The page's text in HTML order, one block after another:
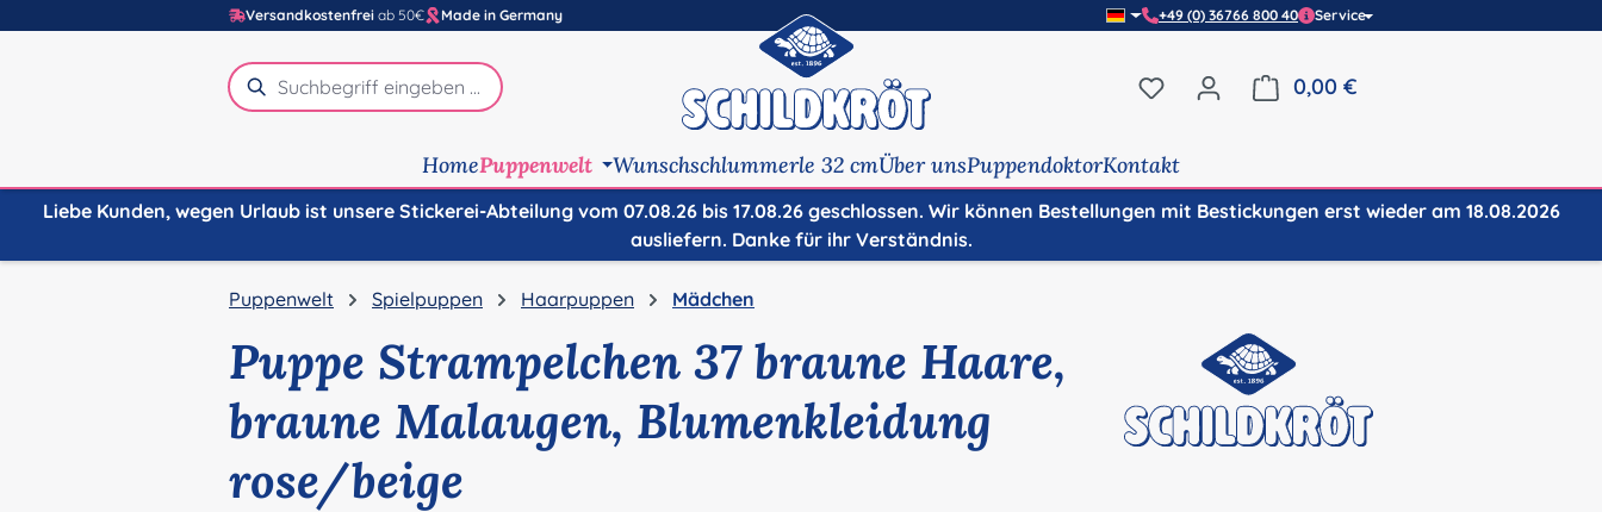
Hauptinhalt springen
Zur Suche springen
Zur Hauptnavigation springen
Versandkostenfrei ab 50€ Made in Germany +49 (0) 36766 800 40 Service
Du hast 0 Produkte auf dem Merkzettel
0,00 €
HomePuppenwelt Wunschschlummerle 32 cmÜber unsPuppendoktorKontakt
Liebe Kunden, wegen Urlaub ist unsere Stickerei-Abteilung vom 07.08.26 bis 17.08.26 geschlossen. Wir können Bestellungen mit Bestickungen erst wieder am 18.08.2026
ausliefern. Danke für ihr Verständnis.
Puppenwelt Spielpuppen Haarpuppen Mädchen
Puppe Strampelchen 37 braune Haare,
braune Malaugen, Blumenkleidung
rose/beige